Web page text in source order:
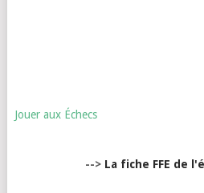
Jouer aux Échecs
--> La fiche FFE de